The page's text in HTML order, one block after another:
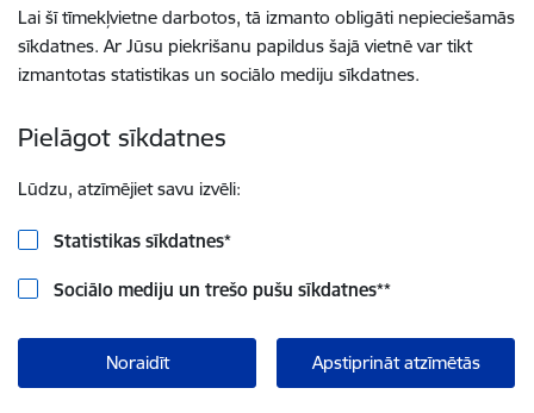
Lai šī tīmekļvietne darbotos, tā izmanto obligāti nepieciešamās
sīkdatnes. Ar Jūsu piekrišanu papildus šajā vietnē var tikt
izmantotas statistikas un sociālo mediju sīkdatnes.
Pielāgot sīkdatnes
Lūdzu, atzīmējiet savu izvēli:
Statistikas sīkdatnes*
Sociālo mediju un trešo pušu sīkdatnes**
Noraidīt Apstiprināt atzīmētās